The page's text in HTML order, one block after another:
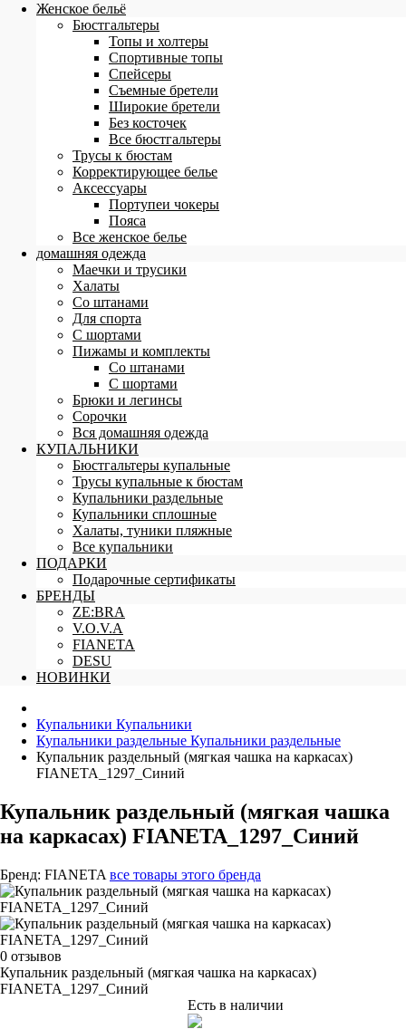
Женское бельё
Бюстгальтеры
Топы и холтеры
Спортивные топы
Спейсеры
Съемные бретели
Широкие бретели
Без косточек
Все бюстгальтеры
Трусы к бюстам
Корректирующее белье
Аксессуары
Портупеи чокеры
Пояса
Все женское белье
домашняя одежда
Маечки и трусики
Халаты
Со штанами
Для спорта
С шортами
Пижамы и комплекты
Со штанами
С шортами
Брюки и легинсы
Сорочки
Вся домашняя одежда
КУПАЛЬНИКИ
Бюстгальтеры купальные
Трусы купальные к бюстам
Купальники раздельные
Купальники сплошные
Халаты, туники пляжные
Все купальники
ПОДАРКИ
Подарочные сертификаты
БРЕНДЫ
ZE:BRA
V.O.V.A
FIANETA
DESU
НОВИНКИ
Купальники Купальники
Купальники раздельные Купальники раздельные
Купальник раздельный (мягкая чашка на каркасах)
FIANETA_1297_Синий
Купальник раздельный (мягкая чашка
на каркасах) FIANETA_1297_Синий
Бренд: FIANETA все товары этого бренда
0 отзывов
Купальник раздельный (мягкая чашка на каркасах)
FIANETA_1297_Синий
Есть в наличии